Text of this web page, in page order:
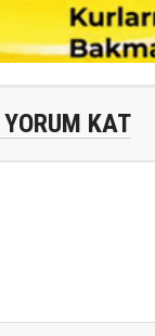
YORUM KAT